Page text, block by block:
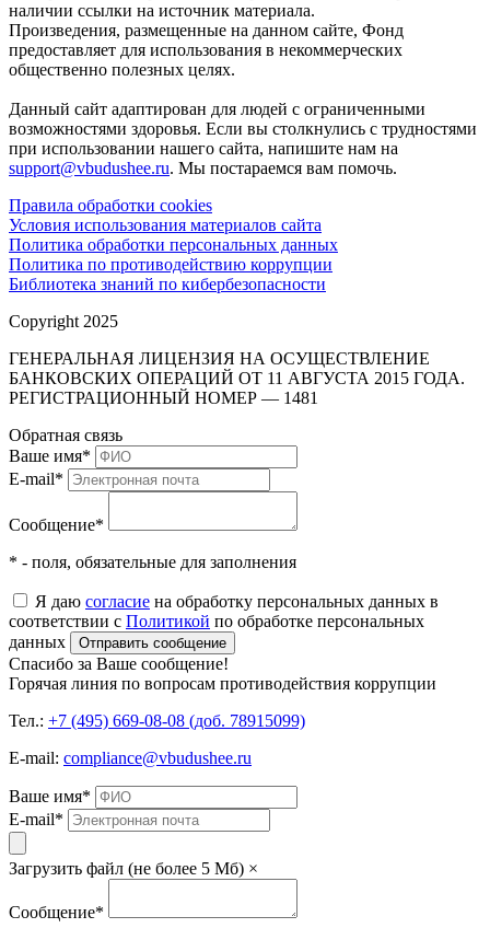
наличии ссылки на источник материала.
Произведения, размещенные на данном сайте, Фонд
предоставляет для использования в некоммерческих
общественно полезных целях.
Данный сайт адаптирован для людей с ограниченными
возможностями здоровья. Если вы столкнулись с трудностями
при использовании нашего сайта, напишите нам на
support@vbudushee.ru. Мы постараемся вам помочь.
Правила обработки cookies
Условия использования материалов сайта
Политика обработки персональных данных
Политика по противодействию коррупции
Библиотека знаний по кибербезопасности
Copyright 2025
ГЕНЕРАЛЬНАЯ ЛИЦЕНЗИЯ НА ОСУЩЕСТВЛЕНИЕ
БАНКОВСКИХ ОПЕРАЦИЙ ОТ 11 АВГУСТА 2015 ГОДА.
РЕГИСТРАЦИОННЫЙ НОМЕР — 1481
Обратная связь
Ваше имя*
E-mail*
Сообщение*
* - поля, обязательные для заполнения
Я даю согласие на обработку персональных данных в
соответствии с Политикой по обработке персональных
данных
Отправить сообщение
Спасибо за Ваше сообщение!
Горячая линия по вопросам противодействия коррупции
Тел.: +7 (495) 669-08-08 (доб. 78915099)
E-mail: compliance@vbudushee.ru
Ваше имя*
E-mail*
Загрузить файл (не более 5 Мб) ×
Сообщение*